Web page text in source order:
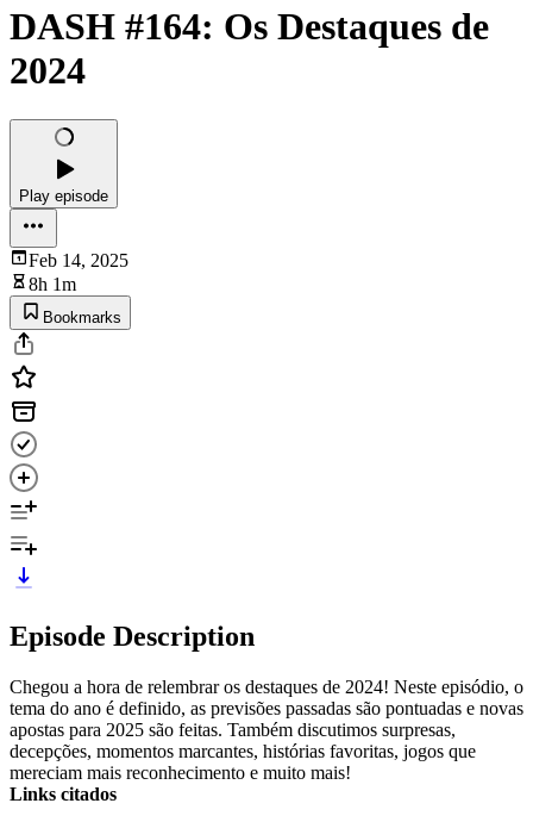
DASH #164: Os Destaques de
2024
Play episode
Feb 14, 2025
8h 1m
Bookmarks
Episode Description
Chegou a hora de relembrar os destaques de 2024! Neste episódio, o
tema do ano é definido, as previsões passadas são pontuadas e novas
apostas para 2025 são feitas. Também discutimos surpresas,
decepções, momentos marcantes, histórias favoritas, jogos que
mereciam mais reconhecimento e muito mais!
Links citados